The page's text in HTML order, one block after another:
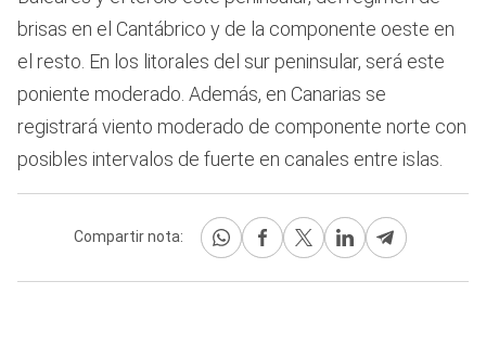
brisas en el Cantábrico y de la componente oeste en
el resto. En los litorales del sur peninsular, será este
poniente moderado. Además, en Canarias se
registrará viento moderado de componente norte con
posibles intervalos de fuerte en canales entre islas.
Compartir nota: